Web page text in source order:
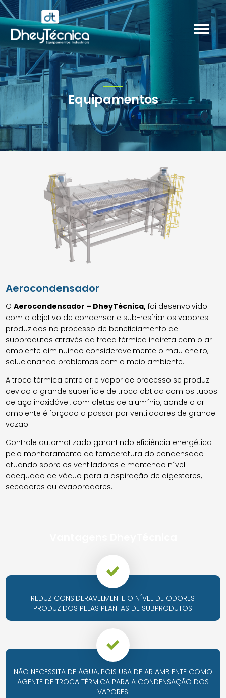
Equipamentos
Aerocondensador
OAerocondensador – DheyTécnica, foi desenvolvido
com o objetivo de condensar e sub-resfriar os vapores
produzidos no processo de beneficiamento de
subprodutos através da troca térmica indireta com o ar
ambiente diminuindo consideravelmente o mau cheiro,
solucionando problemas com o meio ambiente.
A troca térmica entre ar e vapor de processo se produz
devido a grande superfície de troca obtida com os tubos
de aço inoxidável, com aletas de alumínio, aonde o ar
ambiente é forçado a passar por ventiladores de grande
vazão.
Controle automatizado garantindo eficiência energética
pelo monitoramento da temperatura do condensado
atuando sobre os ventiladores e mantendo nível
adequado de vácuo para a aspiração de digestores,
secadores ou evaporadores.
REDUZ CONSIDERAVELMENTE O NÍVEL DE ODORES
PRODUZIDOS PELAS PLANTAS DE SUBPRODUTOS
NÃO NECESSITA DE ÁGUA, POIS USA DE AR AMBIENTE COMO
AGENTE DE TROCA TÉRMICA PARA A CONDENSAÇÃO DOS
VAPORES